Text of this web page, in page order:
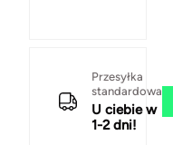
Przesyłka
standardowa
U ciebie w
1-2 dni!